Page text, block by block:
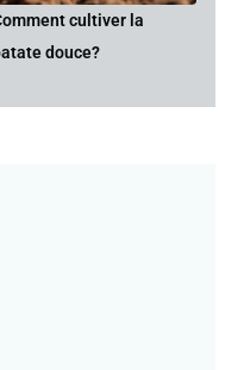
cultiver la
douce?